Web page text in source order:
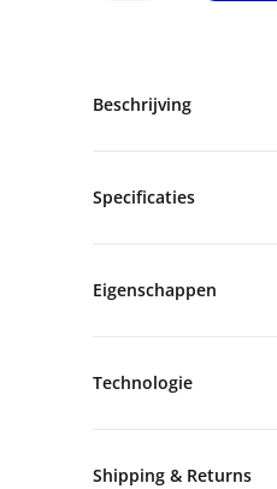
Beschrijving
Specificaties
Eigenschappen
Technologie
Shipping & Returns